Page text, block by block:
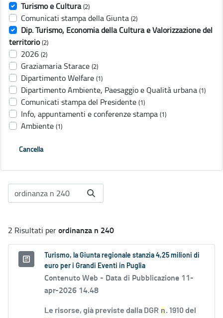
Turismo e Cultura (2)
Comunicati stampa della Giunta (2)
Dip. Turismo, Economia della Cultura e Valorizzazione del
territorio (2)
2026 (2)
Graziamaria Starace (2)
Dipartimento Welfare (1)
Dipartimento Ambiente, Paesaggio e Qualità urbana (1)
Comunicati stampa del Presidente (1)
Info, appuntamenti e conferenze stampa (1)
Ambiente (1)
Cancella
2 Risultati perordinanza n 240
Turismo, la Giunta regionale stanzia 4,25 milioni di
euro per i Grandi Eventi in Puglia
Contenuto Web - Data di Pubblicazione 11-
apr-2026 14.48
Le risorse, già previste dalla DGR n. 1910 del